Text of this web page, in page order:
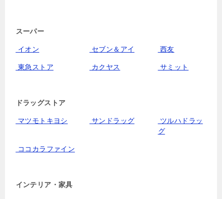
スーパー
イオン セブン＆アイ 西友
東急ストア カクヤス サミット
ドラッグストア
マツモトキヨシ サンドラッグ
ツルハドラッ
グ
ココカラファイン
インテリア・家具